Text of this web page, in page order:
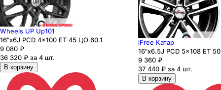
Wheels UP Up101
16"x6J PCD 4x100 ЕТ 45 ЦО 60.1
9 080 ₽
36 320 ₽ за 4 шт.
В корзину
iFree Катар
16"x6.5J PCD 5x108 ЕТ
9 360 ₽
37 440 ₽ за 4 шт.
В корзину